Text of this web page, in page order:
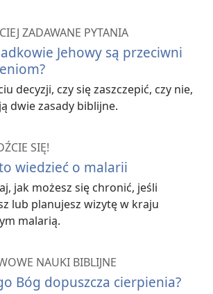
ZADAWANE PYTANIA
Jehowy są przeciwni
decyzji, czy się zaszczepić, czy nie,
dwie zasady biblijne.
SIĘ!
wiedzieć o malarii
jak możesz się chronić, jeśli
lub planujesz wizytę w kraju
malarią.
NAUKI BIBLIJNE
Bóg dopuszcza cierpienia?